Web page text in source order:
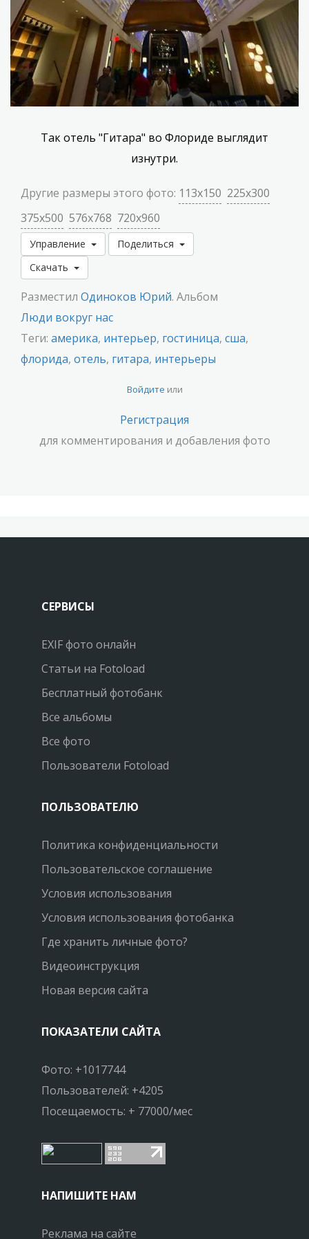
Так отель "Гитара" во Флориде выглядит
изнутри.
Другие размеры этого фото: 113x150 225x300
375x500 576x768 720x960
Управление
Поделиться
Скачать
Разместил Одиноков Юрий. Альбом
Люди вокруг нас
Теги: америка, интерьер, гостиница, сша,
флорида, отель, гитара, интерьеры
Войдите или
Регистрация
для комментирования и добавления фото
СЕРВИСЫ
EXIF фото онлайн
Статьи на Fotoload
Бесплатный фотобанк
Все альбомы
Все фото
Пользователи Fotoload
ПОЛЬЗОВАТЕЛЮ
Политика конфиденциальности
Пользовательское соглашение
Условия использования
Условия использования фотобанка
Где хранить личные фото?
Видеоинструкция
Новая версия сайта
ПОКАЗАТЕЛИ САЙТА
Фото: +1017744
Пользователей: +4205
Посещаемость: + 77000/мес
НАПИШИТЕ НАМ
Реклама на сайте